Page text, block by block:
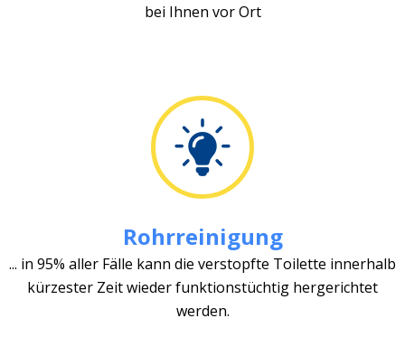
bei Ihnen vor Ort
Rohrreinigung
... in 95% aller Fälle kann die verstopfte Toilette innerhalb
kürzester Zeit wieder funktionstüchtig hergerichtet
werden.